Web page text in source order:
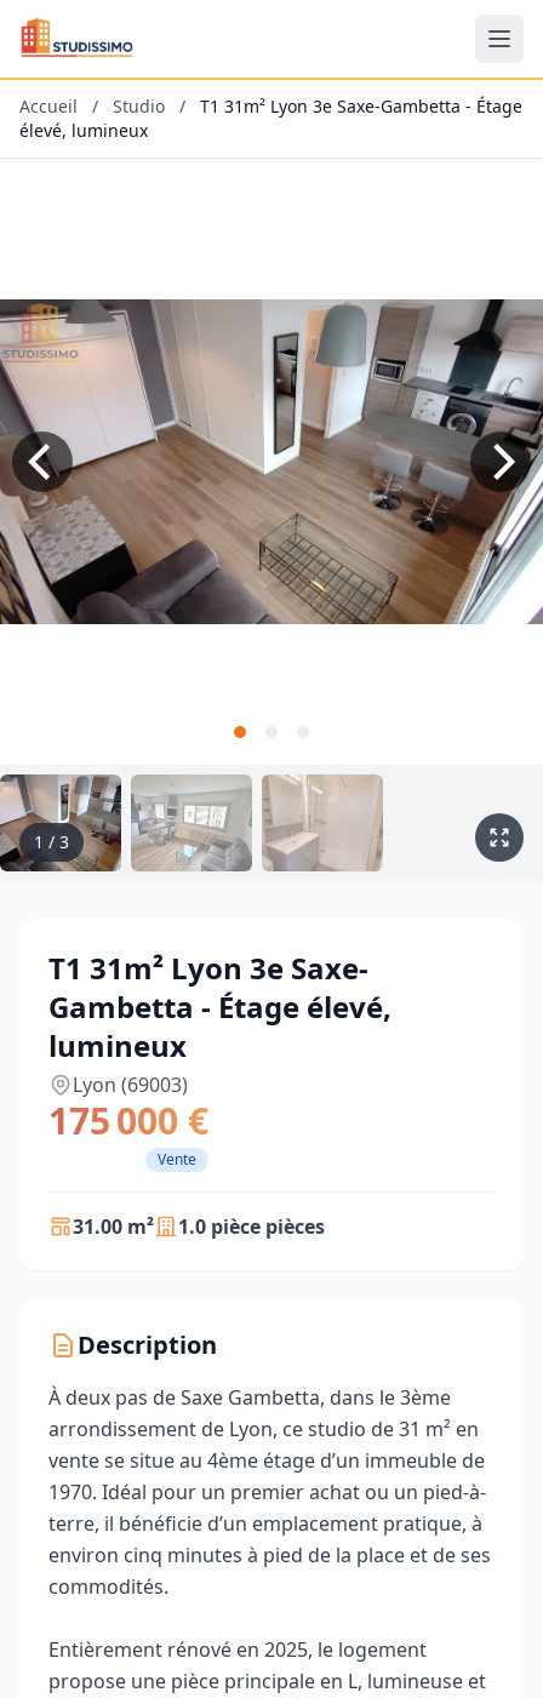
Accueil / Studio /
T1 31m² Lyon 3e Saxe-Gambetta - Étage
élevé, lumineux
1 / 3
T1 31m² Lyon 3e Saxe-
Gambetta - Étage élevé,
lumineux
Lyon (69003)
175 000 €
Vente
31.00 m² 1.0 pièce pièces
Description
À deux pas de Saxe Gambetta, dans le 3ème
arrondissement de Lyon, ce studio de 31 m² en
vente se situe au 4ème étage d’un immeuble de
1970. Idéal pour un premier achat ou un pied-à-
terre, il bénéficie d’un emplacement pratique, à
environ cinq minutes à pied de la place et de ses
commodités.
Entièrement rénové en 2025, le logement
propose une pièce principale en L, lumineuse et